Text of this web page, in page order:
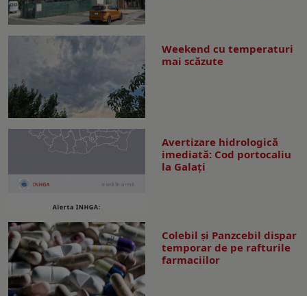
Weekend cu temperaturi
mai scăzute
Avertizare hidrologică
imediată: Cod portocaliu
la Galaţi
Colebil și Panzcebil dispar
temporar de pe rafturile
farmaciilor